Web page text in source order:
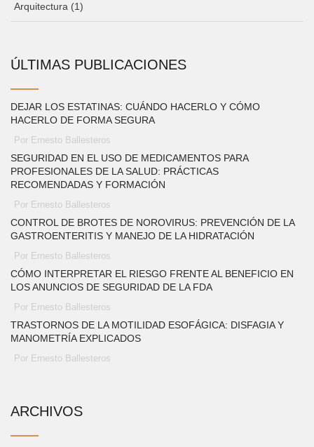
Arquitectura (1)
ÚLTIMAS PUBLICACIONES
DEJAR LOS ESTATINAS: CUÁNDO HACERLO Y CÓMO
HACERLO DE FORMA SEGURA
Por Ernesto Ballesteros
SEGURIDAD EN EL USO DE MEDICAMENTOS PARA
PROFESIONALES DE LA SALUD: PRÁCTICAS
RECOMENDADAS Y FORMACIÓN
Por Ernesto Ballesteros
CONTROL DE BROTES DE NOROVIRUS: PREVENCIÓN DE LA
GASTROENTERITIS Y MANEJO DE LA HIDRATACIÓN
Por Ernesto Ballesteros
CÓMO INTERPRETAR EL RIESGO FRENTE AL BENEFICIO EN
LOS ANUNCIOS DE SEGURIDAD DE LA FDA
Por Ernesto Ballesteros
TRASTORNOS DE LA MOTILIDAD ESOFÁGICA: DISFAGIA Y
MANOMETRÍA EXPLICADOS
Por Ernesto Ballesteros
ARCHIVOS